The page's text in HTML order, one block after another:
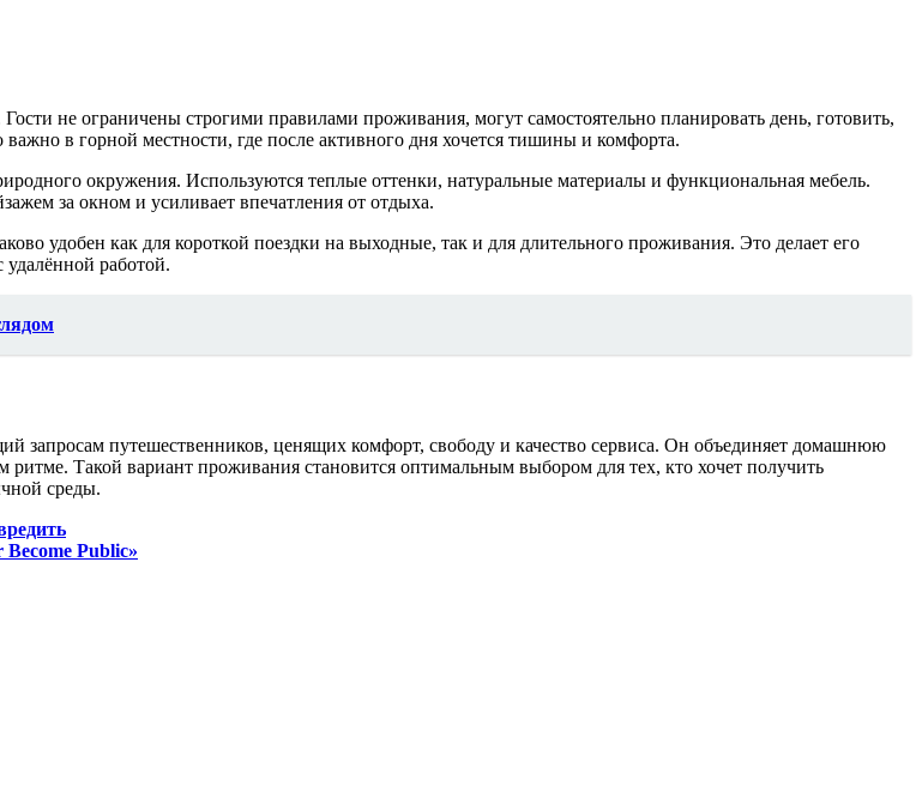
не ограничены строгими правилами проживания, могут самостоятельно планировать день, готовить,
в горной местности, где после активного дня хочется тишины и комфорта.
окружения. Используются теплые оттенки, натуральные материалы и функциональная мебель.
за окном и усиливает впечатления от отдыха.
удобен как для короткой поездки на выходные, так и для длительного проживания. Это делает его
работой.
путешественников, ценящих комфорт, свободу и качество сервиса. Он объединяет домашнюю
Такой вариант проживания становится оптимальным выбором для тех, кто хочет получить
среды.
Public»